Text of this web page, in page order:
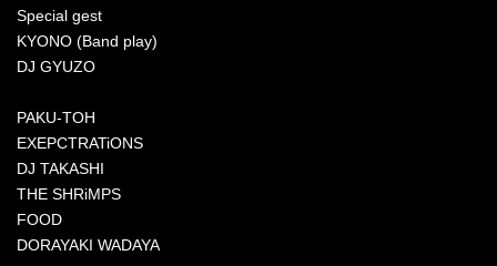
Special gest
KYONO (Band play)
DJ GYUZO
PAKU-TOH
EXEPCTRATiONS
DJ TAKASHI
THE SHRiMPS
FOOD
DORAYAKI WADAYA